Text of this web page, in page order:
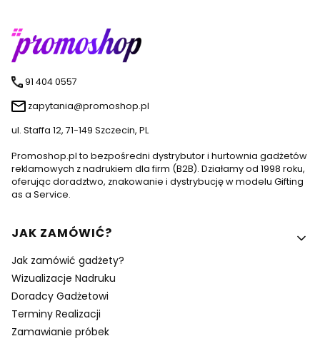
91 404 0557
zapytania@promoshop.pl
ul. Staffa 12, 71-149 Szczecin, PL
Promoshop.pl to bezpośredni dystrybutor i hurtownia gadżetów
reklamowych z nadrukiem dla firm (B2B). Działamy od 1998 roku,
oferując doradztwo, znakowanie i dystrybucję w modelu Gifting
as a Service.
Linki w stopce
JAK ZAMÓWIĆ?
Jak zamówić gadżety?
Wizualizacje Nadruku
Doradcy Gadżetowi
Terminy Realizacji
Zamawianie próbek